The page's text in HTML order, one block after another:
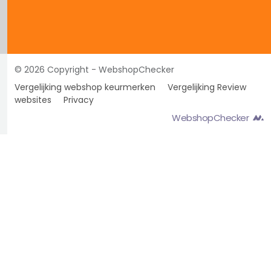
© 2026 Copyright - WebshopChecker
Vergelijking webshop keurmerken
Vergelijking Review
websites
Privacy
WebshopChecker